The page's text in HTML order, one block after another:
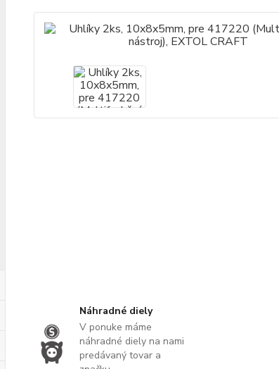
Náhradné diely
V ponuke máme
náhradné diely na nami
predávaný tovar a